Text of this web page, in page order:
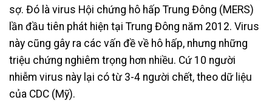
sợ. Đó là virus Hội chứng hô hấp Trung Đông (MERS)
lần đầu tiên phát hiện tại Trung Đông năm 2012. Virus
này cũng gây ra các vấn đề về hô hấp, nhưng những
triệu chứng nghiêm trọng hơn nhiều. Cứ 10 người
nhiễm virus này lại có từ 3-4 người chết, theo dữ liệu
của CDC (Mỹ).